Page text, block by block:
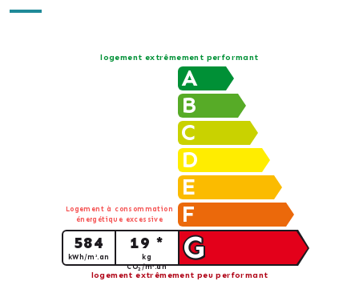
logement extrêmement performant
A
B
C
D
E
F
G
584
kWh/m².an
19 *
kg
CO2/m².an
Logement à consommation
énergétique excessive
logement extrêmement peu performant